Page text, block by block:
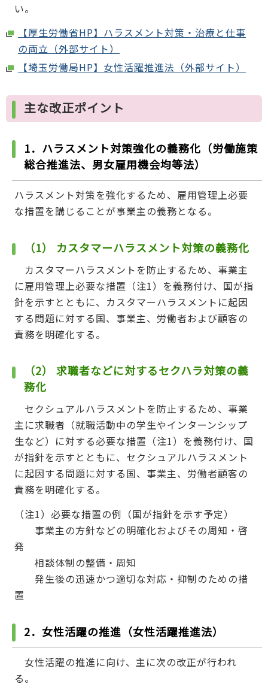
い。
【厚生労働省HP】ハラスメント対策・治療と仕事
の両立（外部サイト）
【埼玉労働局HP】女性活躍推進法（外部サイト）
主な改正ポイント
1．ハラスメント対策強化の義務化（労働施策
総合推進法、男女雇用機会均等法）
ハラスメント対策を強化するため、雇用管理上必要
な措置を講じることが事業主の義務となる。
（1） カスタマーハラスメント対策の義務化
カスタマーハラスメントを防止するため、事業主
に雇用管理上必要な措置（注1）を義務付け、国が指
針を示すとともに、カスタマーハラスメントに起因
する問題に対する国、事業主、労働者および顧客の
責務を明確化する。
（2） 求職者などに対するセクハラ対策の義
務化
セクシュアルハラスメントを防止するため、事業
主に求職者（就職活動中の学生やインターンシップ
生など）に対する必要な措置（注1）を義務付け、国
が指針を示すとともに、セクシュアルハラスメント
に起因する問題に対する国、事業主、労働者顧客の
責務を明確化する。
（注1）必要な措置の例（国が指針を示す予定）
事業主の方針などの明確化およびその周知・啓
発
相談体制の整備・周知
発生後の迅速かつ適切な対応・抑制のための措
置
2．女性活躍の推進（女性活躍推進法）
女性活躍の推進に向け、主に次の改正が行われ
る。